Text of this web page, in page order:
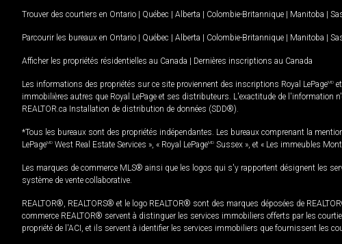
Trouver des courtiers en Ontario Québec Alberta Colombie-Britannique Manitoba
Parcourir les bureaux en Ontario Québec Alberta Colombie-Britannique Manitoba
Afficher les propriétés résidentielles au Canada Dernières inscriptions au Canada
Les informations des propriétés sur ce site proviennent des inscriptions Royal LePageMD
immobilières autres que Royal LePage et ses distributeurs. L'exactitude de l'information
REALTOR.ca Installation de distribution de données (SDD®).
*Tous les bureaux sont des propriétés indépendantes. Les bureaux comprenant la
LePageMD West Real Estate Services », « Royal LePageMD Sussex », et « Les immeubles
Les marques de commerce MLS® ainsi que les logos qui s'y rapportent désignent les
système de vente collaborative.
REALTOR®, REALTORS® et le logo REALTOR® sont des marques déposées de
commerce REALTOR® servent à distinguer les services immobiliers offerts par les
propriété de l'ACI, et ils servent à identifier les services immobiliers que fournissent les